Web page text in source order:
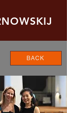
BACK